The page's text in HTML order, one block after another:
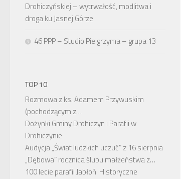
Drohiczyńskiej – wytrwałość, modlitwa i
droga ku Jasnej Górze
46 PPP – Studio Pielgrzyma – grupa 13
TOP 10
Rozmowa z ks. Adamem Przywuskim
(pochodzącym z…
Dożynki Gminy Drohiczyn i Parafii w
Drohiczynie
Audycja „Świat ludzkich uczuć” z 16 sierpnia
„Dębowa” rocznica ślubu małżeństwa z…
100 lecie parafii Jabłoń. Historyczne